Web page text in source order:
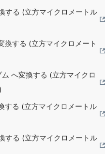
する (立方マイクロメートル
換する (立方マイクロメート
へ変換する (立方マイクロ
する (立方マイクロメートル
する (立方マイクロメートル